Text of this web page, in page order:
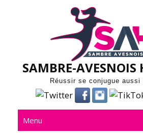
SAMBRE-
Réussir se conjugue aussi
Menu